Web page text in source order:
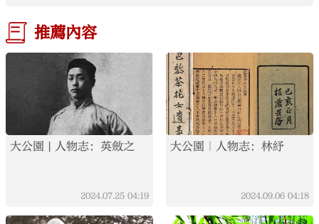
推薦內容
大公園 | 人物志：英斂之
2024.07.25 04:19
大公園｜人物志：林紓
2024.09.06 04:18